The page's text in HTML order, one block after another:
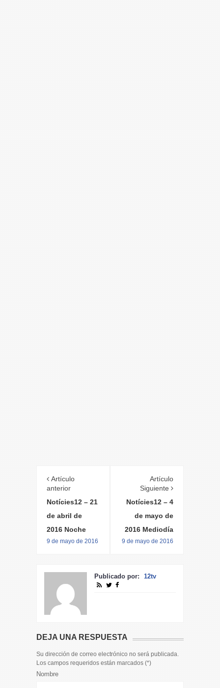
Artículo
anterior
Notícies12 – 21
de abril de
2016 Noche
9 de mayo de 2016
Artículo
Siguiente
Notícies12 – 4
de mayo de
2016 Mediodía
9 de mayo de 2016
Publicado por: 12tv
DEJA UNA RESPUESTA
Su dirección de correo electrónico no será publicada.
Los campos requeridos están marcados (*)
Nombre